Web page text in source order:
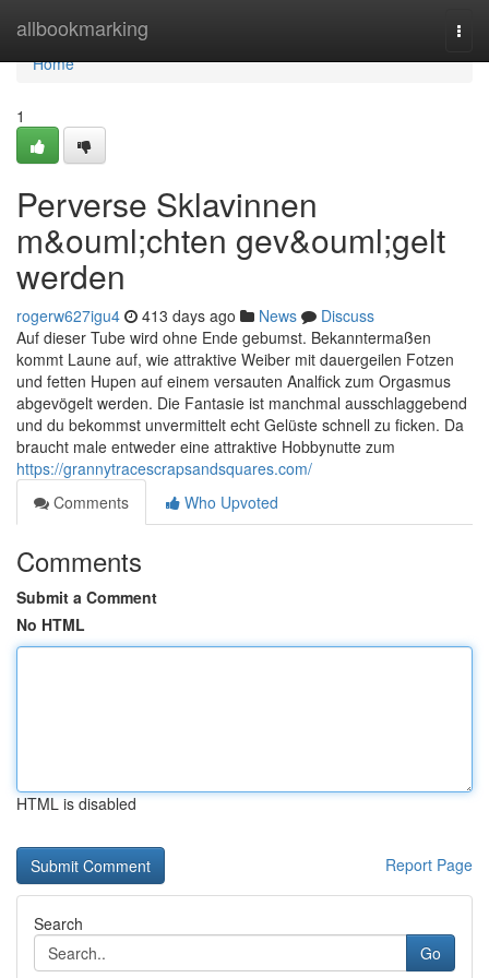
allbookmarking
Home
Home
1
Perverse Sklavinnen
m&ouml;chten gev&ouml;gelt
werden
rogerw627igu4 413 days ago News
Discuss
Auf dieser Tube wird ohne Ende gebumst. Bekanntermaßen
kommt Laune auf, wie attraktive Weiber mit dauergeilen Fotzen
und fetten Hupen auf einem versauten Analfick zum Orgasmus
abgevögelt werden. Die Fantasie ist manchmal ausschlaggebend
und du bekommst unvermittelt echt Gelüste schnell zu ficken. Da
braucht male entweder eine attraktive Hobbynutte zum
https://grannytracescrapsandsquares.com/
Comments
Who Upvoted
Comments
Submit a Comment
No HTML
HTML is disabled
Report Page
Search
Go